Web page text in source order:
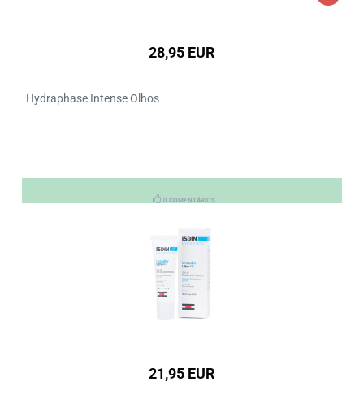
28,95 EUR
Hydraphase Intense Olhos
0 COMENTÁRIOS
21,95 EUR